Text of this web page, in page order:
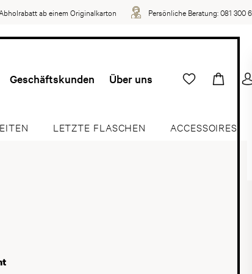
ab einem Originalkarton Persönliche Beratung:081 300
Geschäftskunden Über uns
LETZTE FLASCHEN ACCESSOIRES